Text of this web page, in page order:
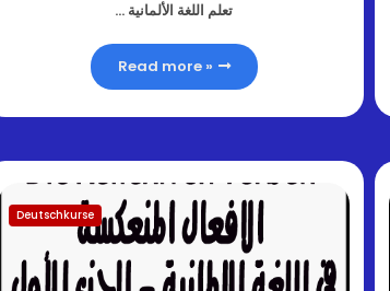
تعلم اللغة الألمانية …
Read more »
Deutschkurse